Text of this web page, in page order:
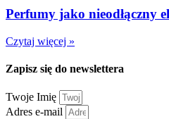
Perfumy jako nieodłączny
Czytaj więcej »
Zapisz się do newslettera
Twoje Imię
Adres e-mail